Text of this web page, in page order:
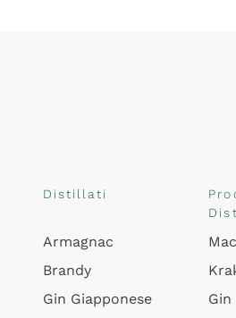
Distillati
Armagnac
Brandy
Gin Giapponese
Gin